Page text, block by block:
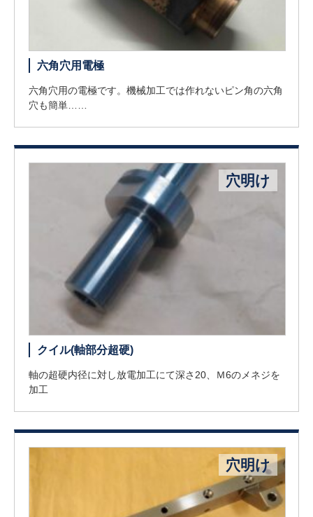
六角穴用電極
六角穴用の電極です。機械加工では作れないピン角の六角
穴も簡単……
クイル(軸部分超硬)
軸の超硬内径に対し放電加工にて深さ20、Ｍ6のメネジを
加工
穴明け
穴明け